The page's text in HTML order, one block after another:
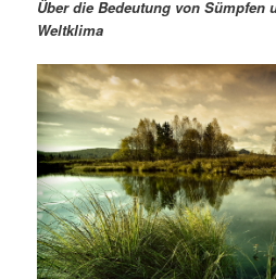
r
e
n
I
d
ä
r
e
n
a
g
a
t
i
o
n
Über die Bedeutung von Sümpfen
Weltklima